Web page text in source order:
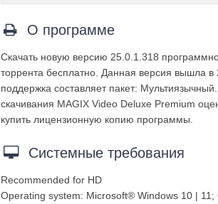
О программе
Скачать новую версию 25.0.1.318
торрента бесплатно. Данная версия вышла в
поддержка составляет пакет:
скачивания MAGIX Video Deluxe Premium
купить лицензионную копию программы.
Системные требования
Recommended for HD
Operating system: Microsoft® Windows 10 | 11;